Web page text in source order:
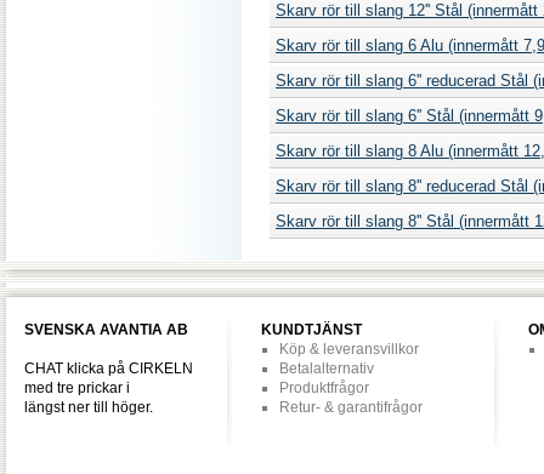
Skarv rör till slang 12'' Stål
Skarv rör till slang 6 Alu (innermått
Skarv rör till slang 6'' reducerad Stål
Skarv rör till slang 6'' Stål (innermått
Skarv rör till slang 8 Alu (innermått
Skarv rör till slang 8'' reducerad Stål
Skarv rör till slang 8'' Stål (innermått
SVENSKA AVANTIA AB
CHAT klicka på CIRKELN
med tre prickar i
längst ner till höger.
KUNDTJÄNST
Köp & leveransvillkor
Betalalternativ
Produktfrågor
Retur- & garantifrågor